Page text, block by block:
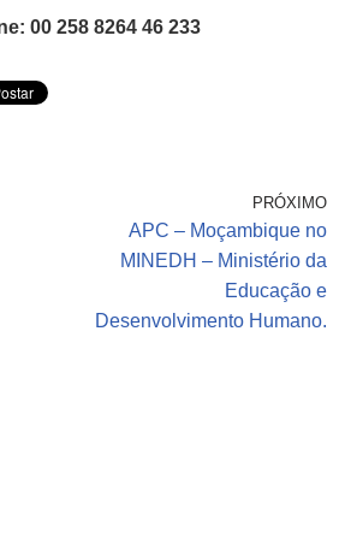
00 258 8264 46 233
PRÓXIMO
APC – Moçambique no
MINEDH – Ministério da
Educação e
Desenvolvimento Humano.